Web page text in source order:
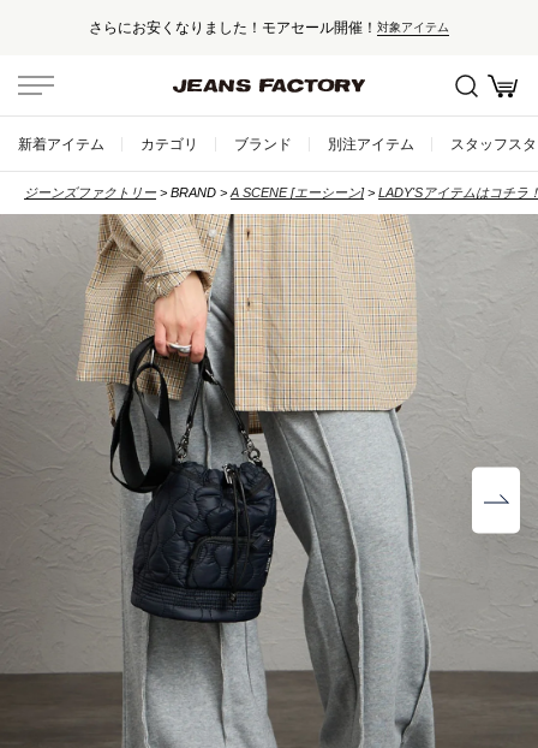
さらにお安くなりました！モアセール開催！ 対象アイテム
新着アイテム カテゴリ ブランド 別注アイテム スタッフス
ジーンズファクトリー BRAND A SCENE [エーシーン] LADY'Sアイテムはコチラ